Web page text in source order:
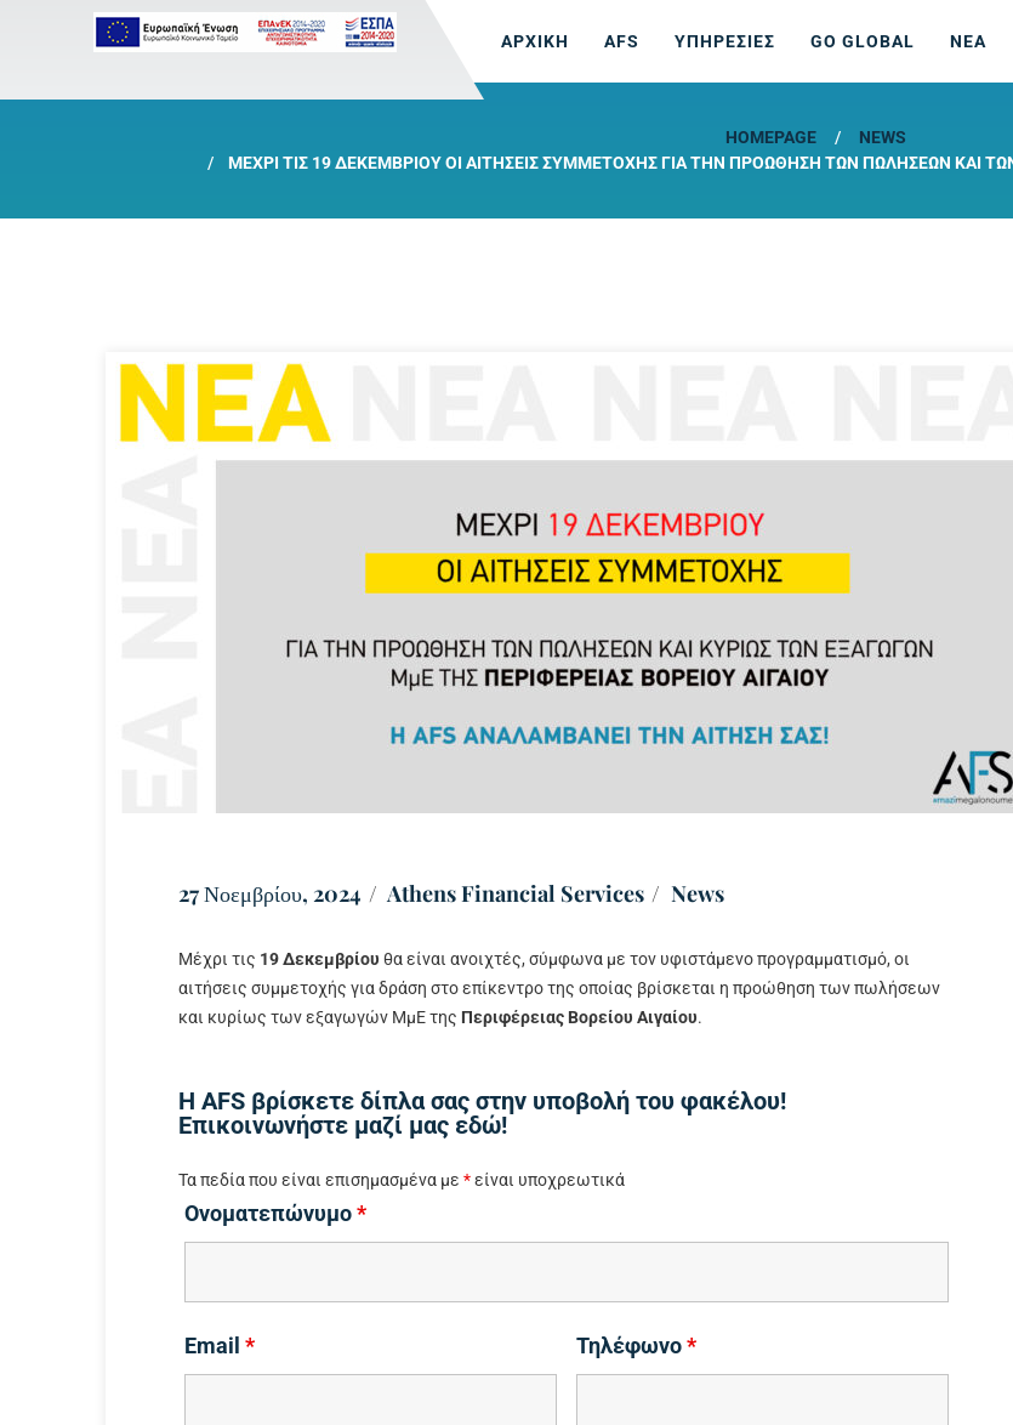
ΑΡΧΙΚΗ AFS ΥΠΗΡΕΣΙΕΣ GO GLOBAL ΝΕΑ
HOMEPAGE
NEWS
ΜΈΧΡΙ ΤΙΣ 19 ΔΕΚΕΜΒΡΊΟΥ ΟΙ ΑΙΤΉΣΕΙΣ ΣΥΜΜΕΤΟΧΉΣ ΓΙΑ ΤΗΝ ΠΡΟΏΘΗΣΗ ΤΩΝ ΠΩΛΉΣΕΩΝ ΚΑΙ
27 Νοεμβρίου, 2024 Athens Financial Services News
Μέχρι τις 19 Δεκεμβρίου θα είναι ανοιχτές, σύμφωνα με τον υφιστάμενο προγραμματισμό, οι
αιτήσεις συμμετοχής για δράση στο επίκεντρο της οποίας βρίσκεται η προώθηση των πωλήσεων
και κυρίως των εξαγωγών ΜμΕ της Περιφέρειας Βορείου Αιγαίου.
Η AFS βρίσκετε δίπλα σας στην υποβολή του φακέλου!
Επικοινωνήστε μαζί μας εδώ!
Τα πεδία που είναι επισημασμένα με *είναι υποχρεωτικά
Ονοματεπώνυμο*
Email * Τηλέφωνο*